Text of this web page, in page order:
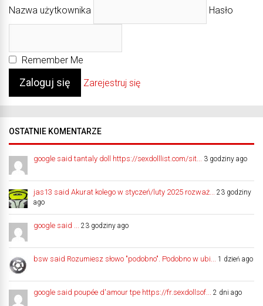
Nazwa użytkownika Hasło
Remember Me
Zarejestruj się
OSTATNIE KOMENTARZE
google said tantaly doll https://sexdolllist.com/sit... 3 godziny ago
jas13 said Akurat kolego w styczeń/luty 2025 rozważ...
23 godziny
ago
google said ... 23 godziny ago
bsw said Rozumiesz słowo "podobno". Podobno w ubi... 1 dzień ago
google said poupée d'amour tpe https://fr.sexdollsof... 2 dni ago